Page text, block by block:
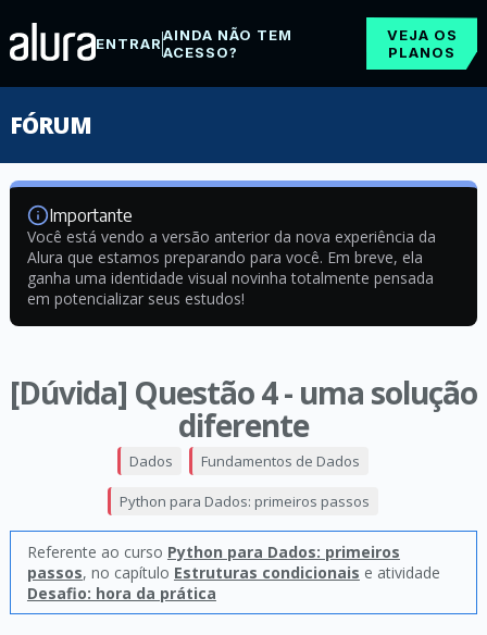
ENTRARAINDA NÃO TEM
ACESSO?
VEJA OS
PLANOS
FÓRUM
Importante
Você está vendo a versão anterior da nova experiência da
Alura que estamos preparando para você. Em breve, ela
ganha uma identidade visual novinha totalmente pensada
em potencializar seus estudos!
[Dúvida] Questão 4 - uma solução
diferente
Dados Fundamentos de Dados
Python para Dados: primeiros passos
Referente ao curso Python para Dados: primeiros
passos, no capítulo Estruturas condicionais e atividade
Desafio: hora da prática